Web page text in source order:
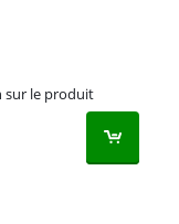
sur le produit